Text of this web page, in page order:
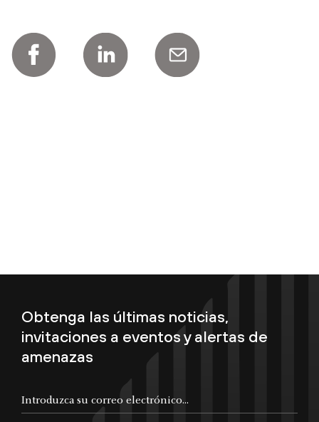
Obtenga las últimas noticias,
invitaciones a eventos y alertas de
amenazas